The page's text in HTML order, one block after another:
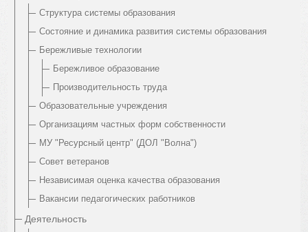
Структура системы образования
Состояние и динамика развития системы образования
Бережливые технологии
Бережливое образование
Производительность труда
Образовательные учреждения
Организациям частных форм собственности
МУ "Ресурсный центр" (ДОЛ "Волна")
Совет ветеранов
Независимая оценка качества образования
Вакансии педагогических работников
Деятельность